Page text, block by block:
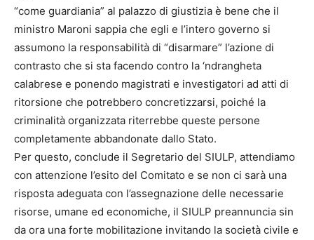
“come guardiania” al palazzo di giustizia è bene che il
ministro Maroni sappia che egli e l’intero governo si
assumono la responsabilità di “disarmare” l’azione di
contrasto che si sta facendo contro la ‘ndrangheta
calabrese e ponendo magistrati e investigatori ad atti di
ritorsione che potrebbero concretizzarsi, poiché la
criminalità organizzata riterrebbe queste persone
completamente abbandonate dallo Stato.
Per questo, conclude il Segretario del SIULP, attendiamo
con attenzione l’esito del Comitato e se non ci sarà una
risposta adeguata con l’assegnazione delle necessarie
risorse, umane ed economiche, il SIULP preannuncia sin
da ora una forte mobilitazione invitando la società civile e